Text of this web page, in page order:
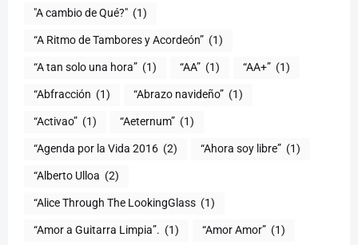
(1)
“A Ritmo de Tambores y Acordeón” (1)
“A tan solo una hora” (1) “AA” (1) “AA+” (1)
“Abfracción (1) “Abrazo navideño” (1)
“Activao” (1) “Aeternum” (1)
“Agenda por la Vida 2016 (2) “Ahora soy libre” (1)
“Alberto Ulloa (2)
“Alice Through The LookingGlass (1)
“Amor a Guitarra Limpia”. (1) “Amor Amor” (1)